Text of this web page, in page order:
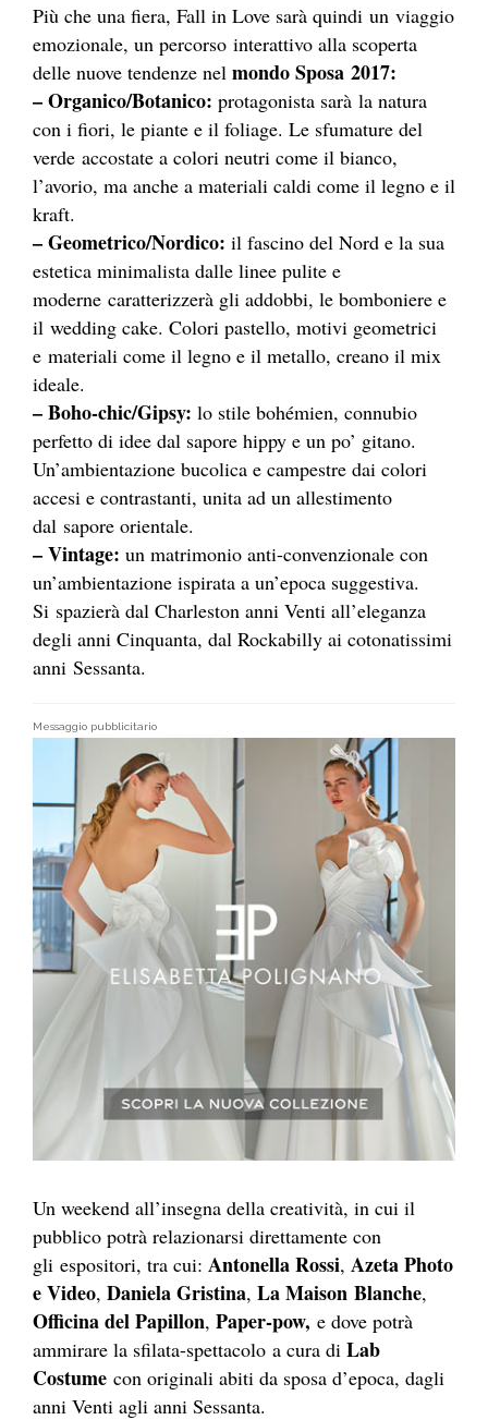
Più che una fiera, Fall in Love sarà quindi un viaggio
emozionale, un percorso interattivo alla scoperta
delle nuove tendenze nel mondo Sposa 2017:
– Organico/Botanico: protagonista sarà la natura
con i fiori, le piante e il foliage. Le sfumature del
verde accostate a colori neutri come il bianco,
l’avorio, ma anche a materiali caldi come il legno e il
kraft.
– Geometrico/Nordico: il fascino del Nord e la sua
estetica minimalista dalle linee pulite e
moderne caratterizzerà gli addobbi, le bomboniere e
il wedding cake. Colori pastello, motivi geometrici
e materiali come il legno e il metallo, creano il mix
ideale.
– Boho-chic/Gipsy: lo stile bohémien, connubio
perfetto di idee dal sapore hippy e un po’ gitano.
Un’ambientazione bucolica e campestre dai colori
accesi e contrastanti, unita ad un allestimento
dal sapore orientale.
– Vintage: un matrimonio anti-convenzionale con
un’ambientazione ispirata a un’epoca suggestiva.
Si spazierà dal Charleston anni Venti all’eleganza
degli anni Cinquanta, dal Rockabilly ai cotonatissimi
anni Sessanta.
Messaggio pubblicitario
Un weekend all’insegna della creatività, in cui il
pubblico potrà relazionarsi direttamente con
gli espositori, tra cui: Antonella Rossi, Azeta Photo
e Video, Daniela Gristina, La Maison Blanche,
Officina del Papillon, Paper-pow, e dove potrà
ammirare la sfilata-spettacolo a cura di Lab
Costume con originali abiti da sposa d’epoca, dagli
anni Venti agli anni Sessanta.